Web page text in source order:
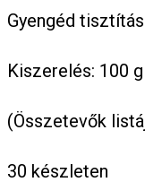
Gyengéd
Kiszerelés: 100
(Összetevők
30 készleten